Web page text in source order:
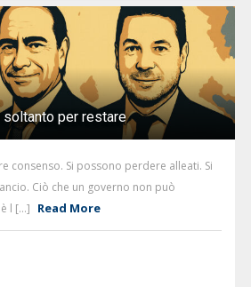
soltanto per restare
consenso. Si possono perdere alleati. Si
Ciò che un governo non può
l [...] Read More